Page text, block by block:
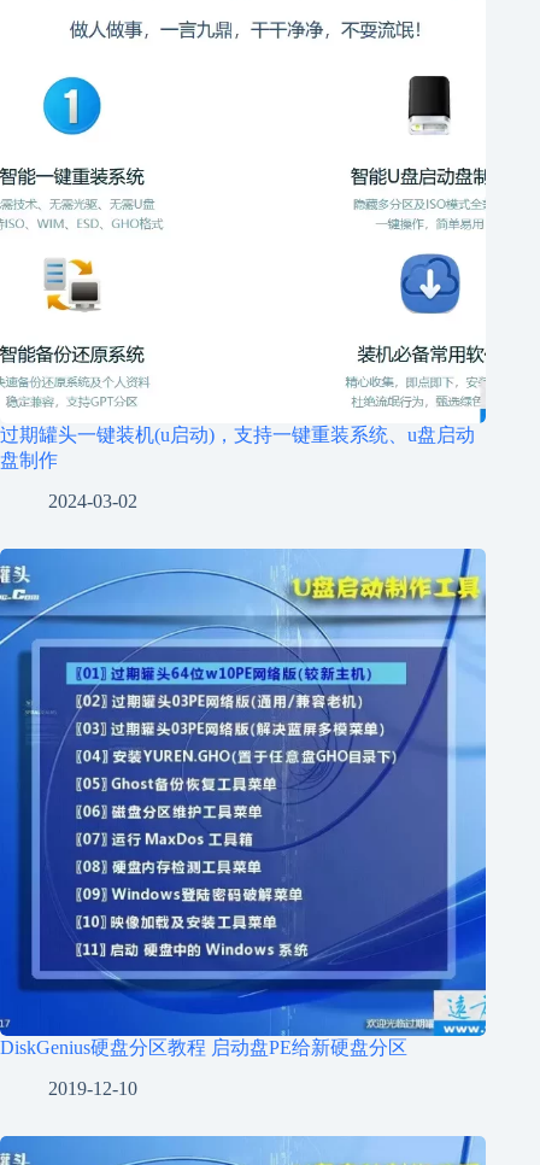
过期罐头一键装机(u启动)，支持一键重装系统、u盘启动
盘制作
2024-03-02
DiskGenius硬盘分区教程 启动盘PE给新硬盘分区
2019-12-10